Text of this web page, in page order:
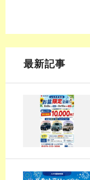
最新記事